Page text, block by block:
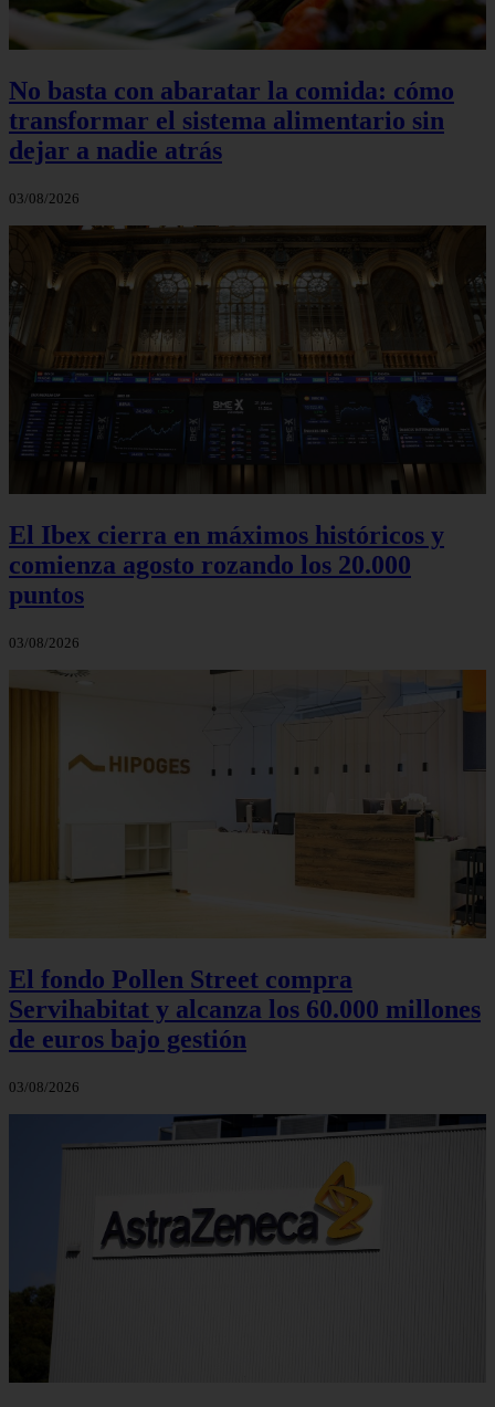
No basta con abaratar la comida: cómo
transformar el sistema alimentario sin
dejar a nadie atrás
03/08/2026
El Ibex cierra en máximos históricos y
comienza agosto rozando los 20.000
puntos
03/08/2026
El fondo Pollen Street compra
Servihabitat y alcanza los 60.000 millones
de euros bajo gestión
03/08/2026